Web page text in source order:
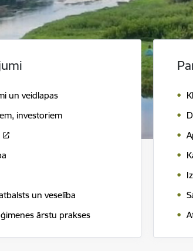
un veidlapas
investoriem
un veselība
ārstu prakses